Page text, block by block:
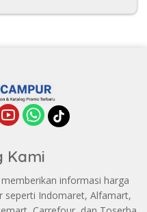
Kami
informasi harga
seperti Indomaret, Alfamart,